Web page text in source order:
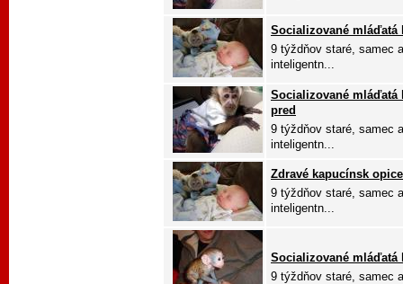
Socializované
9 týždňov staré, samec
inteligentn...
Socializované
pred
9 týždňov staré, samec
inteligentn...
Zdravé kapucínsk
9 týždňov staré, samec
inteligentn...
Socializované
9 týždňov staré, samec